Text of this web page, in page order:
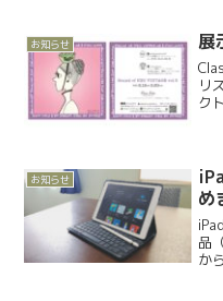
と
お知らせ 展
リ
ク
お知らせ
め
品
か